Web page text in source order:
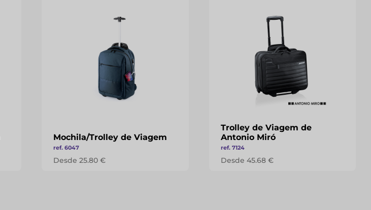
Mochila/Trolley de Viagem
ref. 6047
Desde 25.80 €
Trolley de Viagem de
Antonio Miró
ref. 7124
Desde 45.68 €